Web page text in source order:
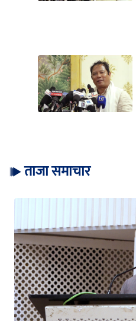
ताजा समाचार